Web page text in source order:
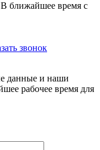
ближайшее время с
звонок
данные и наши
рабочее время для